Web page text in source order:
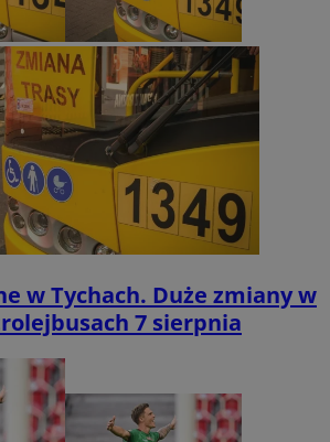
w Tychach. Duże zmiany w
7 sierpnia